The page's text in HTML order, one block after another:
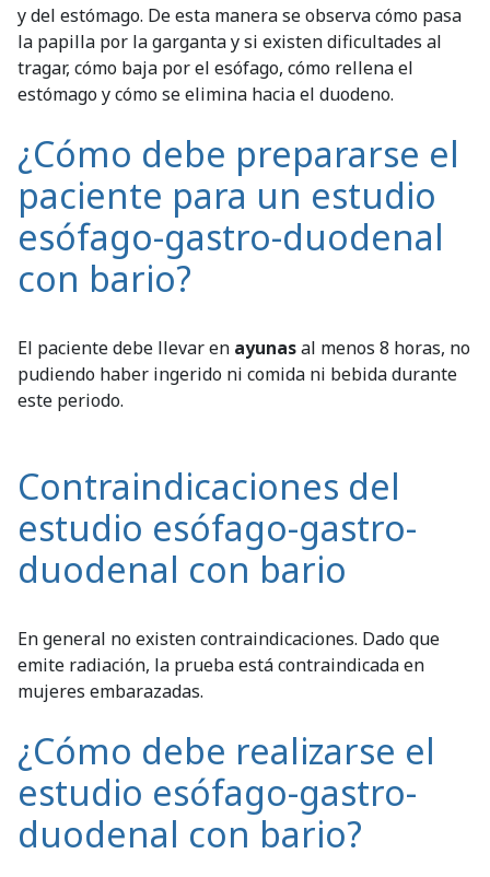
y del estómago. De esta manera se observa cómo pasa
la papilla por la garganta y si existen dificultades al
tragar, cómo baja por el esófago, cómo rellena el
estómago y cómo se elimina hacia el duodeno.
¿Cómo debe prepararse el
paciente para un estudio
esófago-gastro-duodenal
con bario?
El paciente debe llevar en ayunasal menos 8 horas, no
pudiendo haber ingerido ni comida ni bebida durante
este periodo.
Contraindicaciones del
estudio esófago-gastro-
duodenal con bario
En general no existen contraindicaciones. Dado que
emite radiación, la prueba está contraindicada en
mujeres embarazadas.
¿Cómo debe realizarse el
estudio esófago-gastro-
duodenal con bario?